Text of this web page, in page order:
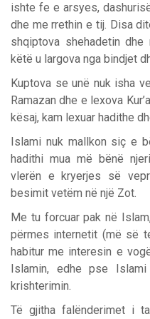
ishte fe e arsyes,
dhe me rrethin e tij. Disa
shqiptova shehadetin
këtë u largova nga bindjet
Kuptova se unë nuk isha
Ramazan dhe e lexova
kësaj, kam lexuar hadithe
Islami nuk mallkon siç e
hadithi mua më bënë
vlerën e kryerjes së
besimit vetëm në një Zot.
Me tu forcuar pak në
përmes internetit (më së
habitur me interesin e
Islamin, edhe pse
krishterimin.
Të gjitha falënderimet i